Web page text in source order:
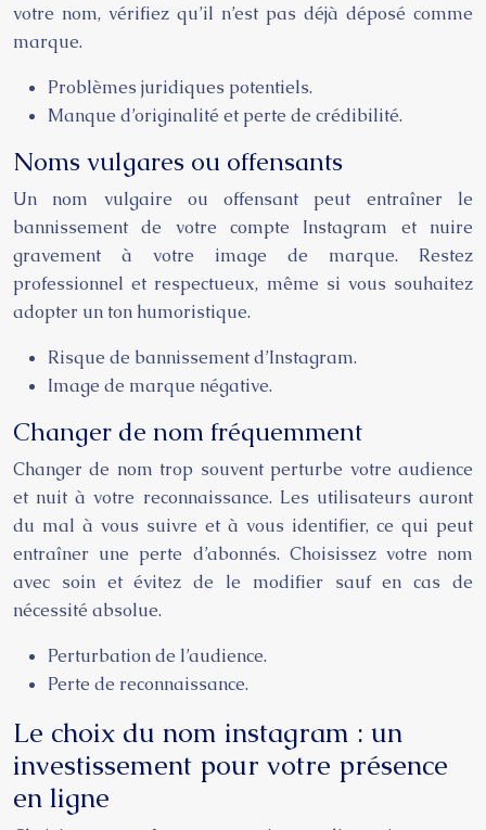
votre nom, vérifiez qu’il n’est pas déjà déposé comme
marque.
Problèmes juridiques potentiels.
Manque d’originalité et perte de crédibilité.
Noms vulgares ou offensants
Un nom vulgaire ou offensant peut entraîner le
bannissement de votre compte Instagram et nuire
gravement à votre image de marque. Restez
professionnel et respectueux, même si vous souhaitez
adopter un ton humoristique.
Risque de bannissement d’Instagram.
Image de marque négative.
Changer de nom fréquemment
Changer de nom trop souvent perturbe votre audience
et nuit à votre reconnaissance. Les utilisateurs auront
du mal à vous suivre et à vous identifier, ce qui peut
entraîner une perte d’abonnés. Choisissez votre nom
avec soin et évitez de le modifier sauf en cas de
nécessité absolue.
Perturbation de l’audience.
Perte de reconnaissance.
Le choix du nom instagram : un
investissement pour votre présence
en ligne